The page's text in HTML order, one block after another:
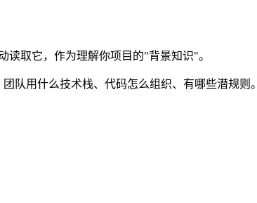
读取它，作为理解你项目的"背景知识"。
队用什么技术栈、代码怎么组织、有哪些潜规则。